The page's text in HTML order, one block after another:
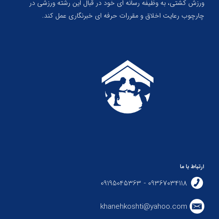
ورزش کشتی، به وظیفه رسانه ای خود در قبال این رشته ورزشی در
چارچوب رعایت اخلاق و مقررات حرفه ای خبرنگاری عمل کند.
ارتباط با ما
09367034118 - 09195045363
khanehkoshti@yahoo.com